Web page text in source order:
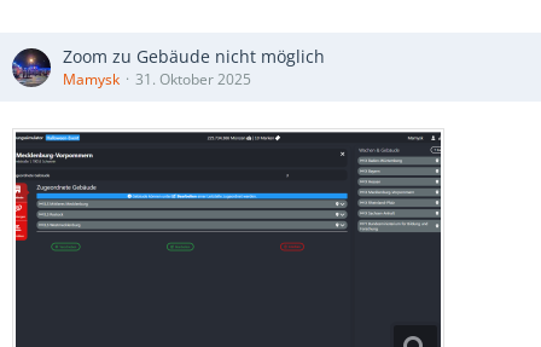
Zoom zu Gebäude nicht möglich
Mamysk 31. Oktober 2025